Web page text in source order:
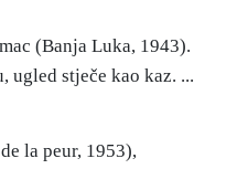
(Banja Luka, 1943).
ugled stječe kao kaz. ...
la peur, 1953),